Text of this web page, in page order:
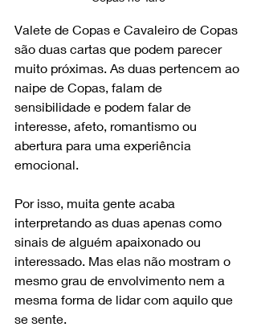
Valete de Copas e Cavaleiro de Copas
são duas cartas que podem parecer
muito próximas. As duas pertencem ao
naipe de Copas, falam de
sensibilidade e podem falar de
interesse, afeto, romantismo ou
abertura para uma experiência
emocional.
Por isso, muita gente acaba
interpretando as duas apenas como
sinais de alguém apaixonado ou
interessado. Mas elas não mostram o
mesmo grau de envolvimento nem a
mesma forma de lidar com aquilo que
se sente.